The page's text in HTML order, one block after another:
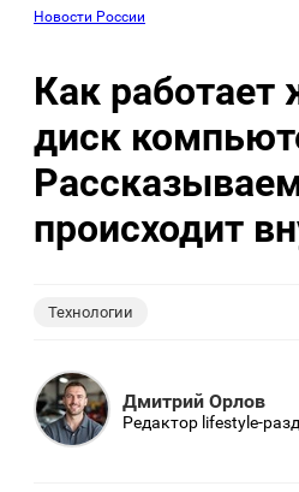
Новости России
Как работает
диск
происходит
Технологии
Дмитрий Орлов
Редактор lifestyle-